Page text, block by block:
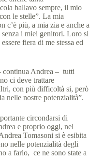
ballavo sempre, il mio
le stelle”. La mia
c’è più, a mia zia e anche a
senza i miei genitori. Loro si
fiera di me stessa ed
continua Andrea – tutti
ci deve trattare
con più difficoltà si, però
nelle nostre potenzialità”.
circondarsi di
e proprio oggi, nel
Tomasoni si è esibita
nelle potenzialità degli
a farlo, ce ne sono state a